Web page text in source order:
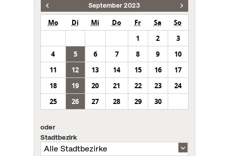
September 2023
Mo Di Mi Do Fr Sa
So
1
2
3
4
5 6 7 8 9
10
11
12 13 14 15 16
17
18
19 20 21 22 23
24
25
26 27 28 29 30
oder
Stadtbezirk